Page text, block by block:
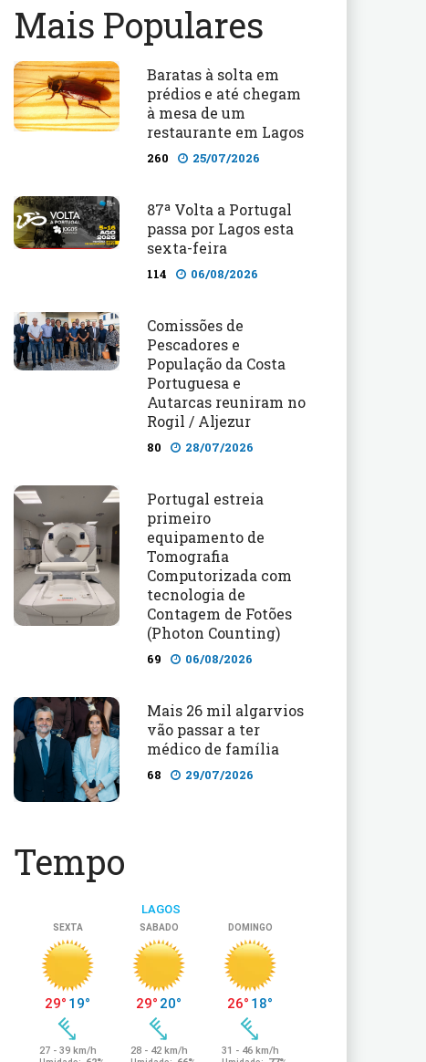
Mais Populares
Baratas à solta em
prédios e até chegam
à mesa de um
restaurante em Lagos
260 25/07/2026
87ª Volta a Portugal
passa por Lagos esta
sexta-feira
114 06/08/2026
Comissões de
Pescadores e
População da Costa
Portuguesa e
Autarcas reuniram no
Rogil / Aljezur
80 28/07/2026
Portugal estreia
primeiro
equipamento de
Tomografia
Computorizada com
tecnologia de
Contagem de Fotões
(Photon Counting)
69 06/08/2026
Mais 26 mil algarvios
vão passar a ter
médico de família
68 29/07/2026
Tempo